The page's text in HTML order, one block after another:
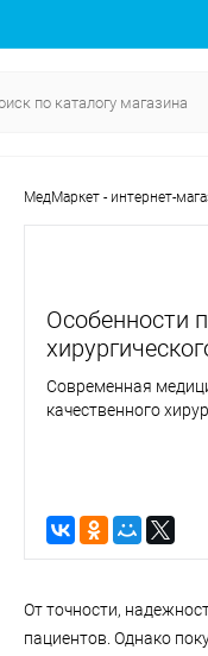
МедМаркет - интернет-
Особенности
Современная
качественного
От точности,
пациентов. Однако